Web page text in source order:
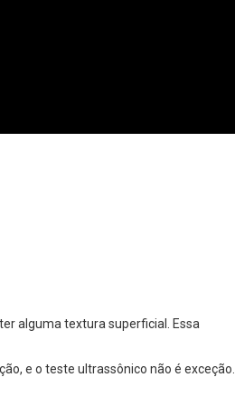
alguma textura superficial. Essa
e o teste ultrassônico não é exceção.